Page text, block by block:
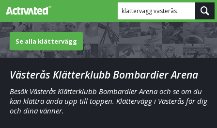
klättervägg västerås
Se alla klättervägg
Västerås Klätterklubb Bombardier Arena
Besök Västerås Klätterklubb Bombardier Arena och se om du
kan klättra ända upp till toppen. Klättervägg i Västerås för dig
och dina vänner.